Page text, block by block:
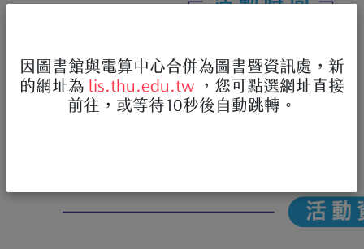
因圖書館與電算中心合併為圖書暨資訊處，新
的網址為 lis.thu.edu.tw ，您可點選網址直接
前往，或等待10秒後自動跳轉。